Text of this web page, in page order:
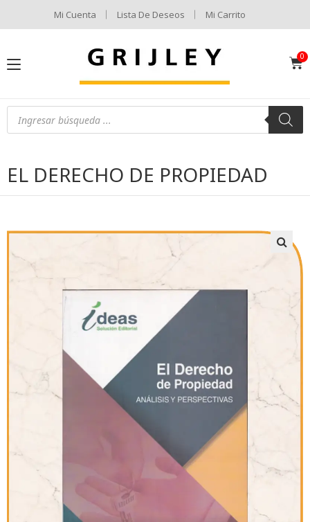
Mi Cuenta Lista De Deseos Mi Carrito
EL DERECHO DE PROPIEDAD